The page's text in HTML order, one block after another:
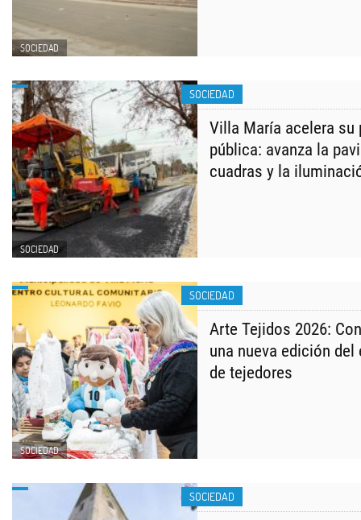
SOCIEDAD
SOCIEDAD
SOCIEDAD
Villa María acelera su
pública: avanza la
cuadras y la
SOCIEDAD
SOCIEDAD
Arte Tejidos 2026:
una nueva edición
de tejedores
SOCIEDAD